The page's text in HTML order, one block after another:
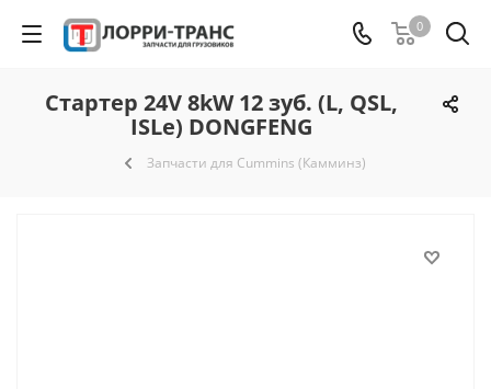
0
Стартер 24V 8kW 12 зуб. (L, QSL,
ISLe) DONGFENG
Запчасти для Cummins (Камминз)